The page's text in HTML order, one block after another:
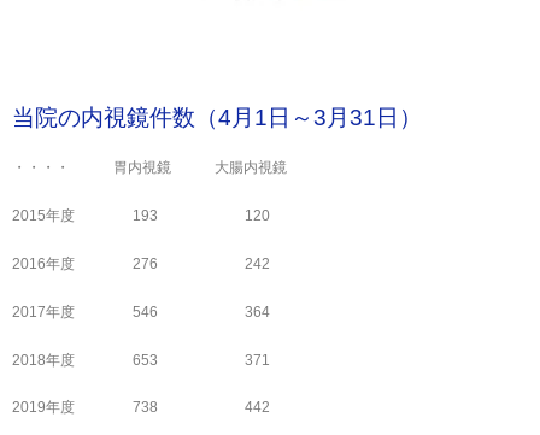
当院の内視鏡件数（4月1日～3月31日）
・・・・ 胃内視鏡 大腸内視鏡
2015年度 193 120
2016年度 276 242
2017年度 546 364
2018年度 653 371
2019年度 738 442